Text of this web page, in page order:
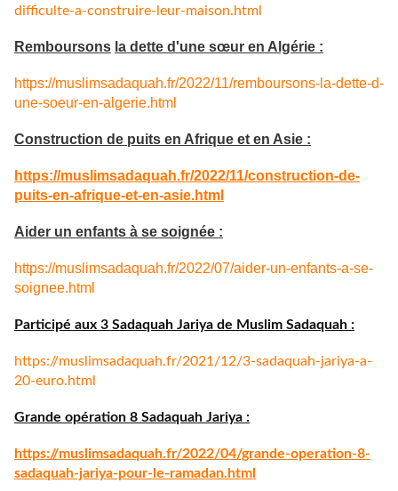
difficulte-a-construire-leur-maison.html
Remboursons la dette d'une sœur en Algérie :
https://muslimsadaquah.fr/2022/11/remboursons-la-dette-d-
une-soeur-en-algerie.html
Construction de puits en Afrique et en Asie :
https://muslimsadaquah.fr/2022/11/construction-de-
puits-en-afrique-et-en-asie.html
Aider un enfants à se soignée :
https://muslimsadaquah.fr/2022/07/aider-un-enfants-a-se-
soignee.html
Participé aux 3 Sadaquah Jariya de Muslim Sadaquah :
https://muslimsadaquah.fr/2021/12/3-sadaquah-jariya-a-
20-euro.html
Grande opération 8 Sadaquah Jariya :
https://muslimsadaquah.fr/2022/04/grande-operation-8-
sadaquah-jariya-pour-le-ramadan.html